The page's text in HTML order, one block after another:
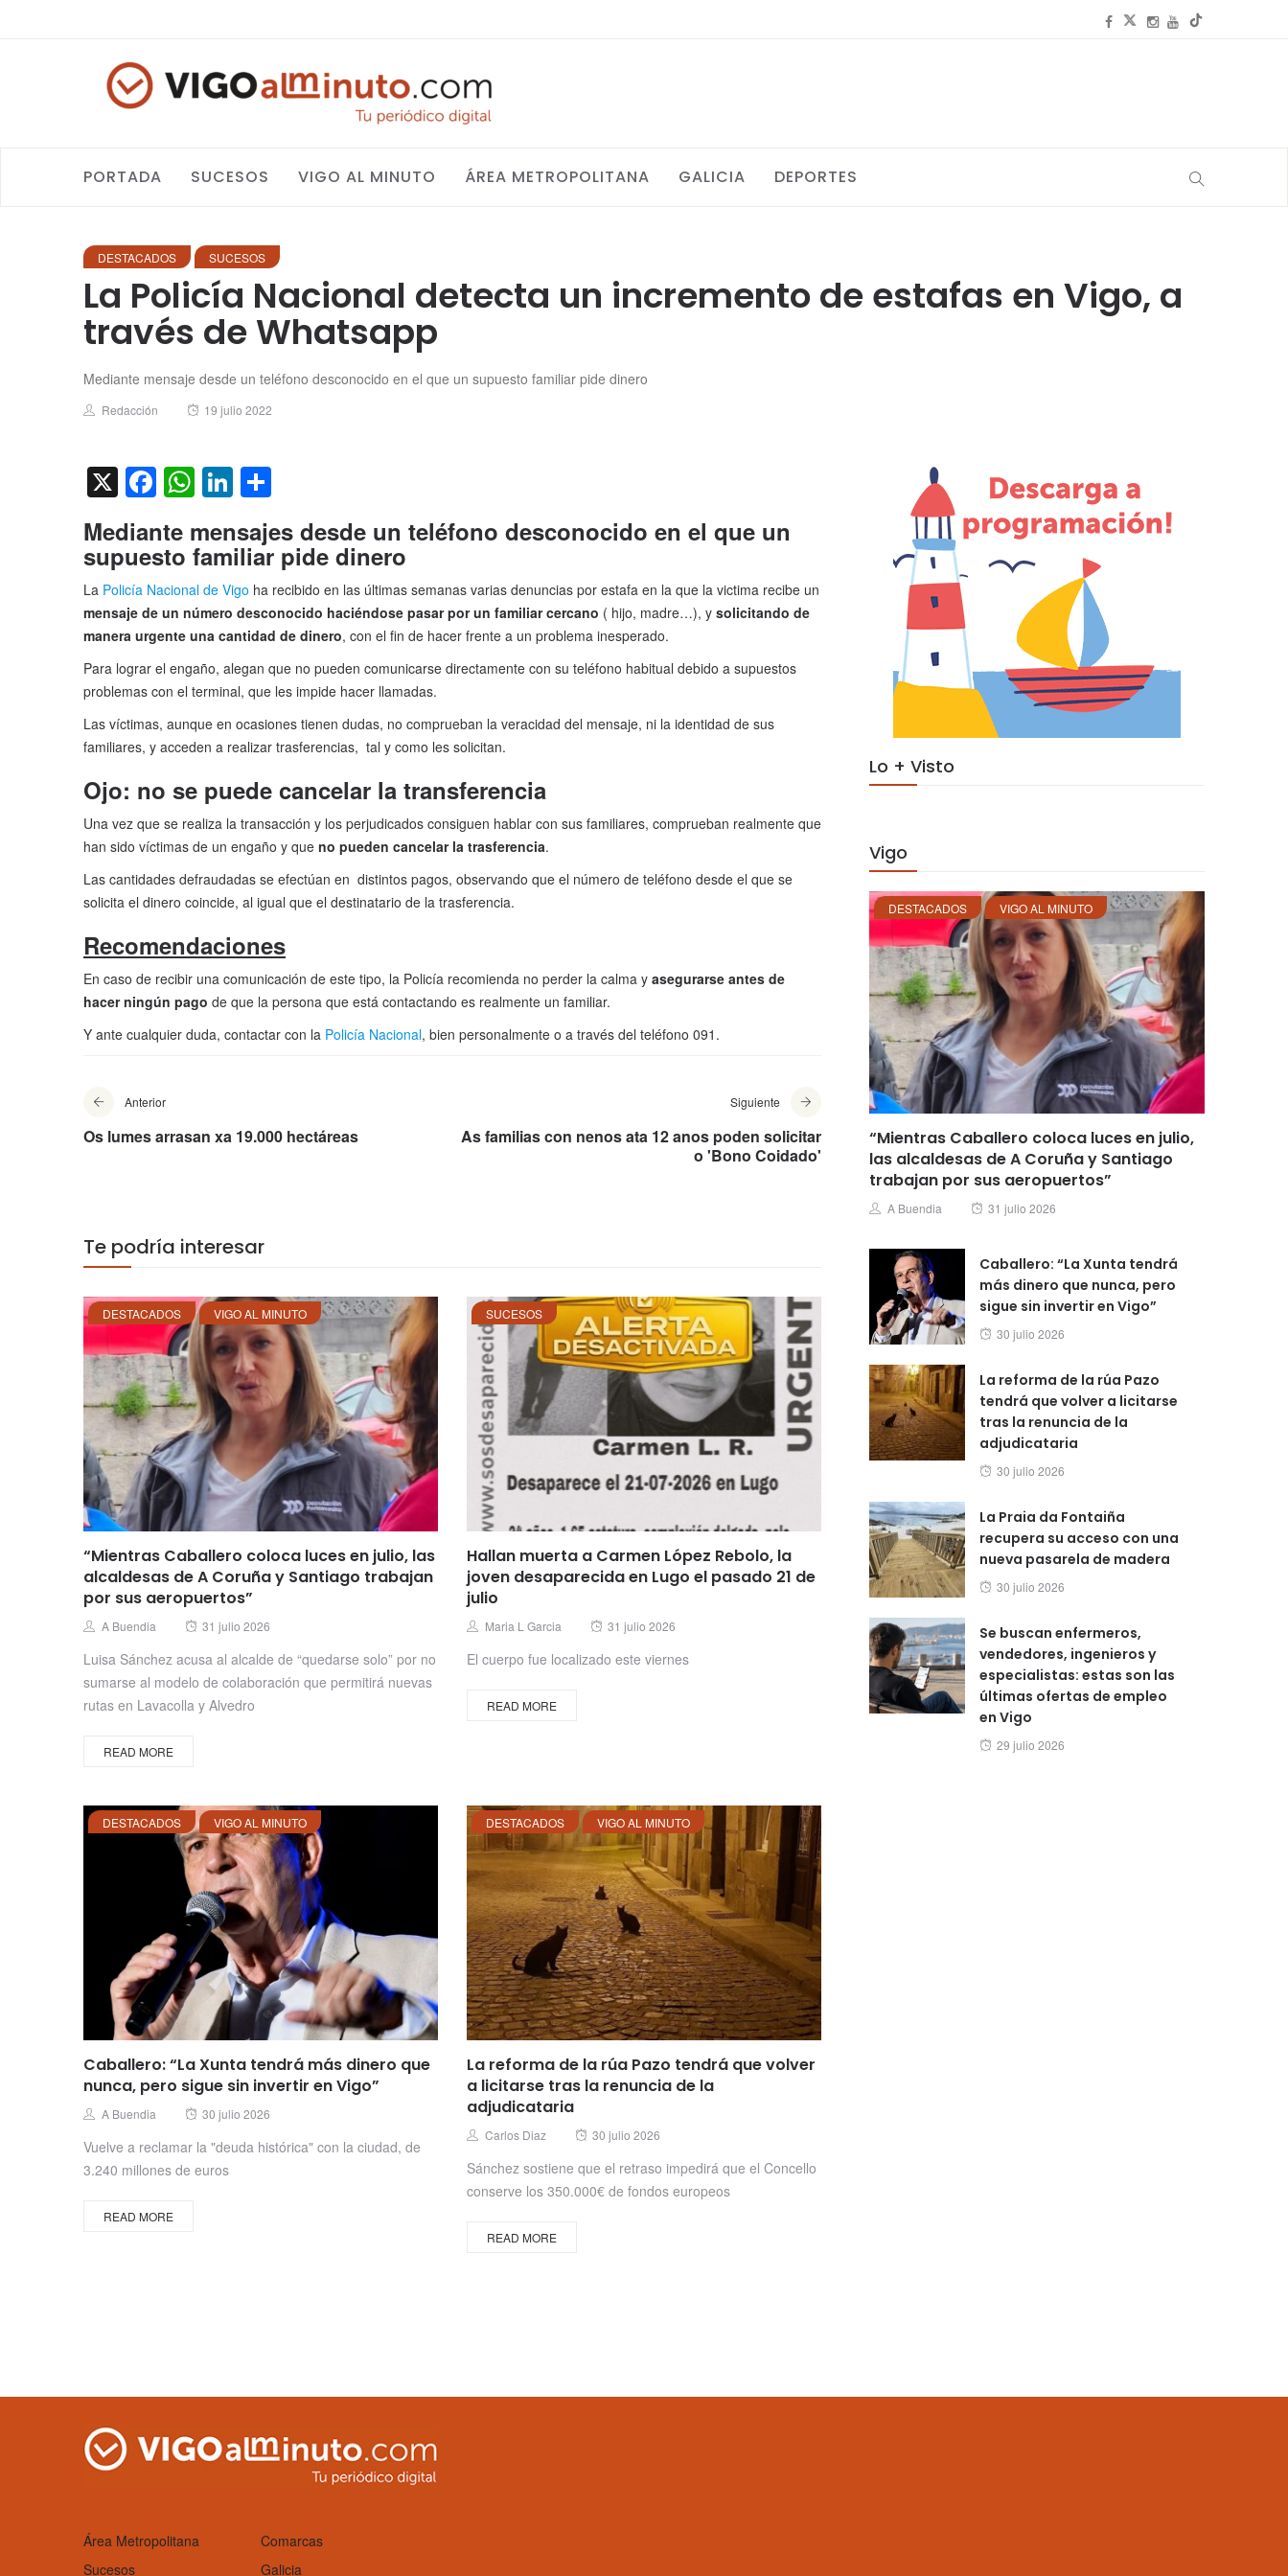
PORTADA SUCESOS VIGO AL MINUTO ÁREA METROPOLITANA GALICIA DEPORTES
DESTACADOS SUCESOS
La Policía Nacional detecta un incremento de estafas en Vigo, a
través de Whatsapp
Mediante mensaje desde un teléfono desconocido en el que un supuesto familiar pide dinero
Author
Redacción
Posted
19 julio 2022
X Facebook
WhatsApp
LinkedIn
Mediante mensajes desde un teléfono desconocido en el que un
supuesto familiar pide dinero
La Policía Nacional de Vigo ha recibido en las últimas semanas varias denuncias por estafa en la que la victima recibe un
mensaje de un número desconocido haciéndose pasar por un familiar cercano ( hijo, madre…), y solicitando de
manera urgente una cantidad de dinero, con el fin de hacer frente a un problema inesperado.
Para lograr el engaño, alegan que no pueden comunicarse directamente con su teléfono habitual debido a supuestos
problemas con el terminal, que les impide hacer llamadas.
Las víctimas, aunque en ocasiones tienen dudas, no comprueban la veracidad del mensaje, ni la identidad de sus
familiares, y acceden a realizar trasferencias, tal y como les solicitan.
Ojo: no se puede cancelar la transferencia
Una vez que se realiza la transacción y los perjudicados consiguen hablar con sus familiares, comprueban realmente que
han sido víctimas de un engaño y que no pueden cancelar la trasferencia.
Las cantidades defraudadas se efectúan en distintos pagos, observando que el número de teléfono desde el que se
solicita el dinero coincide, al igual que el destinatario de la trasferencia.
Recomendaciones
En caso de recibir una comunicación de este tipo, la Policía recomienda no perder la calma y asegurarse antes de
hacer ningún pago de que la persona que está contactando es realmente un familiar.
Y ante cualquier duda, contactar con la Policía Nacional, bien personalmente o a través del teléfono 091.
Anterior
Os lumes arrasan xa 19.000 hectáreas
Siguiente
As familias con nenos ata 12 anos poden solicitar
o 'Bono Coidado'
Te podría interesar
DESTACADOS VIGO AL MINUTO
“Mientras Caballero coloca luces en julio, las
alcaldesas de A Coruña y Santiago trabajan
por sus aeropuertos”
Author
A Buendia
Posted
31 julio 2026
Luisa Sánchez acusa al alcalde de “quedarse solo” por no
sumarse al modelo de colaboración que permitirá nuevas
rutas en Lavacolla y Alvedro
READ MORE
SUCESOS
Hallan muerta a Carmen López Rebolo, la
joven desaparecida en Lugo el pasado 21 de
julio
Author
Maria L Garcia
Posted
31 julio 2026
El cuerpo fue localizado este viernes
READ MORE
DESTACADOS VIGO AL MINUTO
Caballero: “La Xunta tendrá más dinero que
nunca, pero sigue sin invertir en Vigo”
Author
A Buendia
Posted
30 julio 2026
Vuelve a reclamar la "deuda histórica" con la ciudad, de
3.240 millones de euros
READ MORE
DESTACADOS VIGO AL MINUTO
La reforma de la rúa Pazo tendrá que volver
a licitarse tras la renuncia de la
adjudicataria
Author
Carlos Diaz
Posted
30 julio 2026
Sánchez sostiene que el retraso impedirá que el Concello
conserve los 350.000€ de fondos europeos
READ MORE
Lo + Visto
Vigo
DESTACADOS VIGO AL MINUTO
“Mientras Caballero coloca luces en julio,
las alcaldesas de A Coruña y Santiago
trabajan por sus aeropuertos”
Author
A Buendia
Posted
31 julio 2026
Caballero: “La Xunta tendrá
más dinero que nunca, pero
sigue sin invertir en Vigo”
Posted
30 julio 2026
La reforma de la rúa Pazo
tendrá que volver a licitarse
tras la renuncia de la
adjudicataria
Posted
30 julio 2026
La Praia da Fontaiña
recupera su acceso con una
nueva pasarela de madera
Posted
30 julio 2026
Se buscan enfermeros,
vendedores, ingenieros y
especialistas: estas son las
últimas ofertas de empleo
en Vigo
Posted
29 julio 2026
Área Metropolitana
Comarcas
Sucesos
Galicia